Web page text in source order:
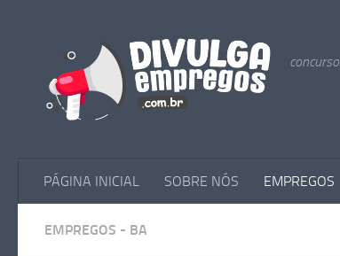
PÁGINA INICIAL SOBRE NÓS EMPREGOS
EMPREGOS - BA